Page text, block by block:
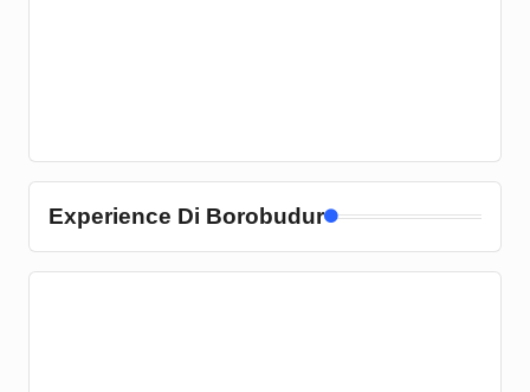
Experience Di Borobudur